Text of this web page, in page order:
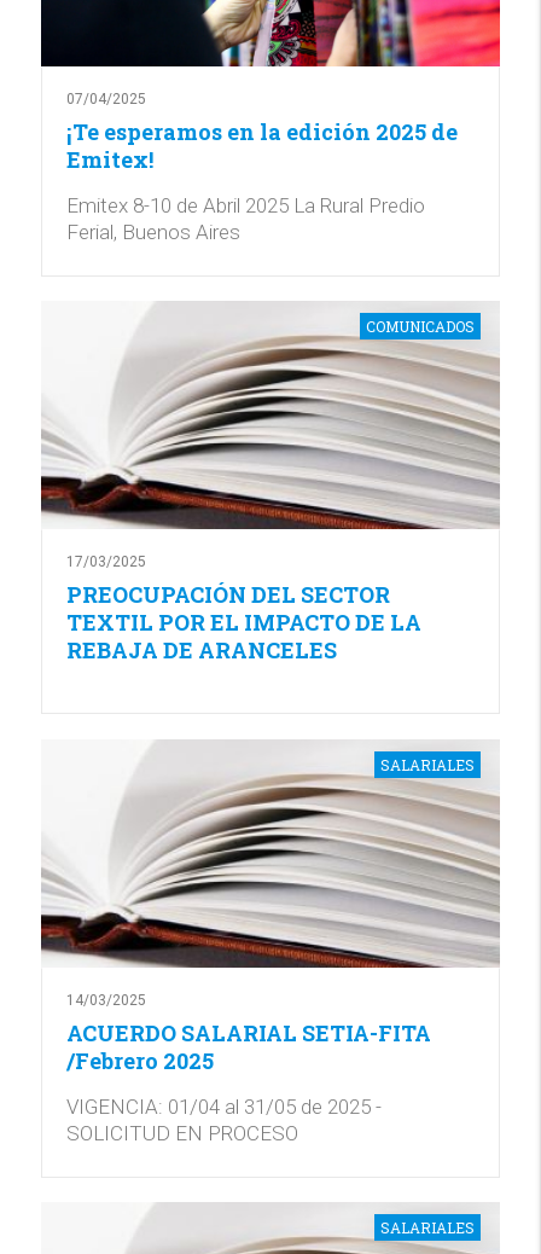
07/04/2025
¡Te esperamos en la edición 2025 de
Emitex!
Emitex 8-10 de Abril 2025 La Rural Predio
Ferial, Buenos Aires
COMUNICADOS
17/03/2025
PREOCUPACIÓN DEL SECTOR
TEXTIL POR EL IMPACTO DE LA
REBAJA DE ARANCELES
SALARIALES
14/03/2025
ACUERDO SALARIAL SETIA-FITA
/Febrero 2025
VIGENCIA: 01/04 al 31/05 de 2025 -
SOLICITUD EN PROCESO
SALARIALES